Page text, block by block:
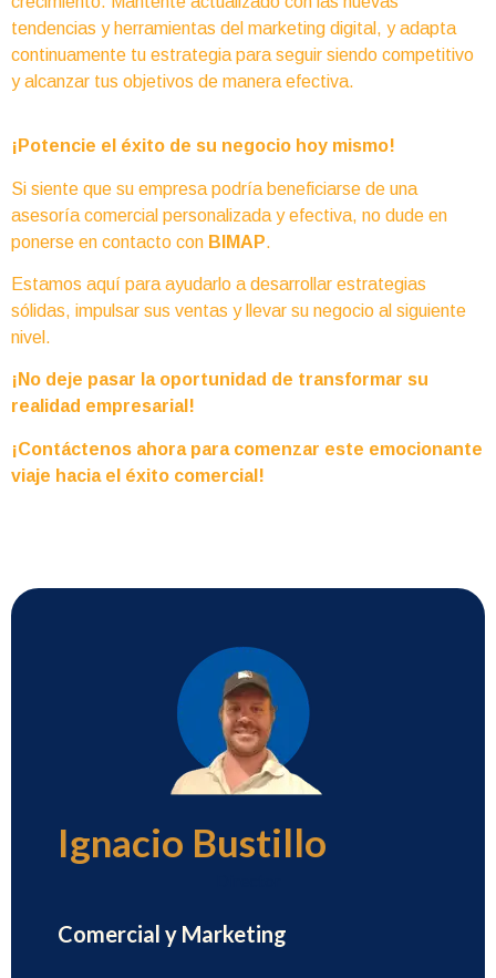
tendencias y herramientas del marketing digital, y adapta
continuamente tu estrategia para seguir siendo competitivo
y alcanzar tus objetivos de manera efectiva.
¡Potencie el éxito de su negocio hoy mismo!
Si siente que su empresa podría beneficiarse de una
asesoría comercial personalizada y efectiva, no dude en
ponerse en contacto con BIMAP.
Estamos aquí para ayudarlo a desarrollar estrategias
sólidas, impulsar sus ventas y llevar su negocio al siguiente
nivel.
¡No deje pasar la oportunidad de transformar su
realidad empresarial!
¡Contáctenos ahora para comenzar este emocionante
viaje hacia el éxito comercial!
Ignacio Bustillo
Comercial y Marketing